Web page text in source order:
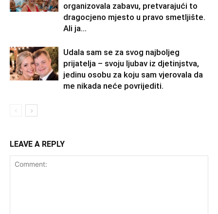
organizovala zabavu, pretvarajući to
dragocjeno mjesto u pravo smetljište.
Ali ja...
Udala sam se za svog najboljeg
prijatelja – svoju ljubav iz djetinjstva,
jedinu osobu za koju sam vjerovala da
me nikada neće povrijediti.
LEAVE A REPLY